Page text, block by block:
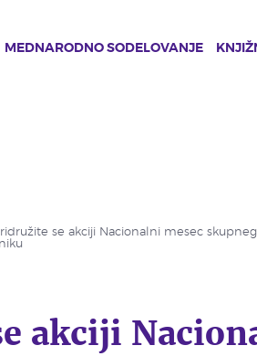
MEDNARODNO SODELOVANJE
se akciji Nacionalni mesec
akciji